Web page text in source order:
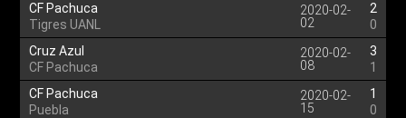
CF Pachuca
Tigres UANL
2020-02-
02
2
0
Cruz Azul
CF Pachuca
2020-02-
08
3
1
CF Pachuca
Puebla
2020-02-
15
1
0